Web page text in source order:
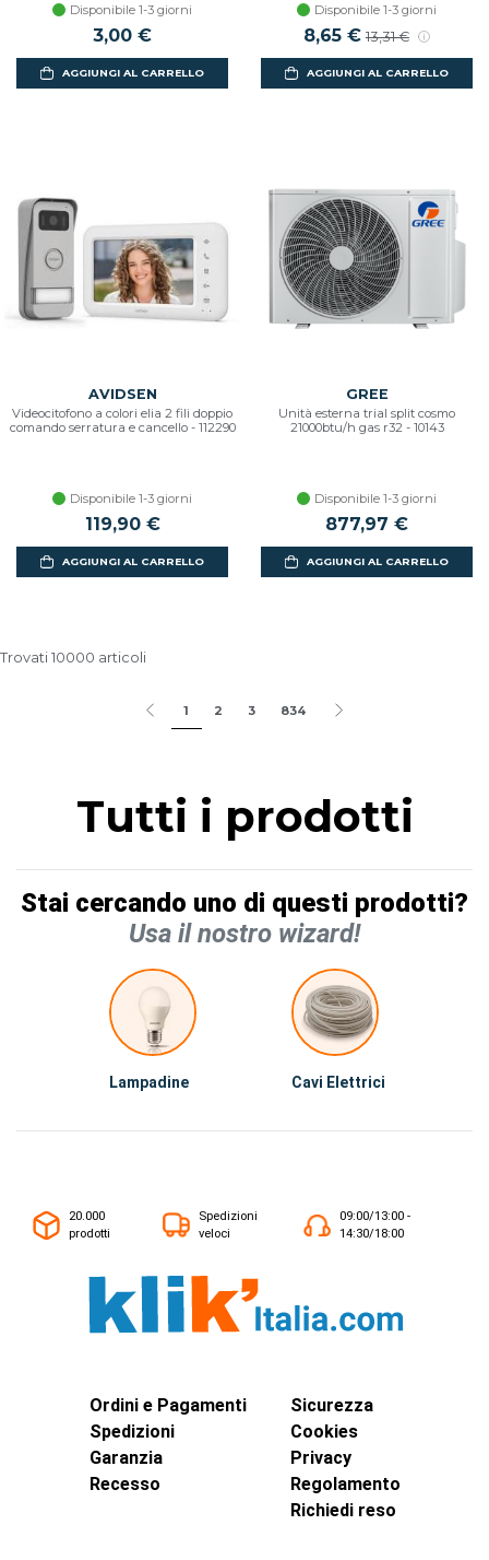
Disponibile 1-3 giorni
3,00 €
AGGIUNGI AL CARRELLO
Disponibile 1-3 giorni
Prezzo scontato
8,65 € Prezzo di listino
13,31 €
AGGIUNGI AL CARRELLO
AVIDSEN
Videocitofono a colori elia 2 fili doppio
comando serratura e cancello - 112290
Disponibile 1-3 giorni
119,90 €
AGGIUNGI AL CARRELLO
GREE
Unità esterna trial split cosmo
21000btu/h gas r32 - 10143
Disponibile 1-3 giorni
877,97 €
AGGIUNGI AL CARRELLO
Trovati 10000 articoli
1 2 3 834
Tutti i prodotti
Stai cercando uno di questi prodotti?
Usa il nostro wizard!
Lampadine Cavi Elettrici
20.000
prodotti
Spedizioni
veloci
09:00/13:00 -
14:30/18:00
Ordini e Pagamenti
Spedizioni
Garanzia
Recesso
Sicurezza
Cookies
Privacy
Regolamento
Richiedi reso